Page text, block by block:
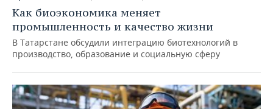
Как биоэкономика меняет
промышленность и качество жизни
В Татарстане обсудили интеграцию биотехнологий в
производство, образование и социальную сферу